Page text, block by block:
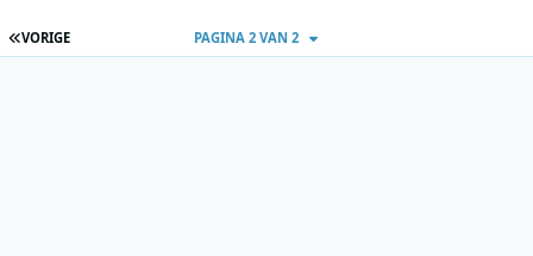
EERSTE PAGINA
VORIGE PAGINA 2 VAN 2